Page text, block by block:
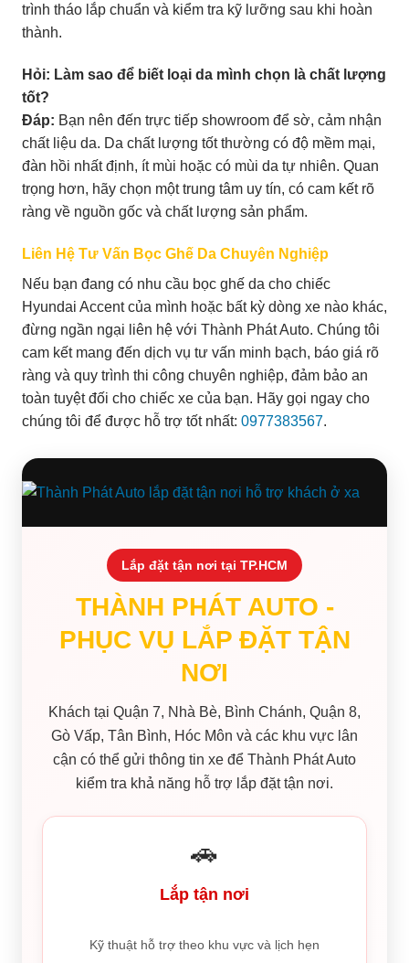
trình tháo lắp chuẩn và kiểm tra kỹ lưỡng sau khi hoàn
thành.
Hỏi: Làm sao để biết loại da mình chọn là chất lượng
tốt?
Đáp: Bạn nên đến trực tiếp showroom để sờ, cảm nhận
chất liệu da. Da chất lượng tốt thường có độ mềm mại,
đàn hồi nhất định, ít mùi hoặc có mùi da tự nhiên. Quan
trọng hơn, hãy chọn một trung tâm uy tín, có cam kết rõ
ràng về nguồn gốc và chất lượng sản phẩm.
Liên Hệ Tư Vấn Bọc Ghế Da Chuyên Nghiệp
Nếu bạn đang có nhu cầu bọc ghế da cho chiếc
Hyundai Accent của mình hoặc bất kỳ dòng xe nào khác,
đừng ngần ngại liên hệ với Thành Phát Auto. Chúng tôi
cam kết mang đến dịch vụ tư vấn minh bạch, báo giá rõ
ràng và quy trình thi công chuyên nghiệp, đảm bảo an
toàn tuyệt đối cho chiếc xe của bạn. Hãy gọi ngay cho
chúng tôi để được hỗ trợ tốt nhất: 0977383567.
Lắp đặt tận nơi tại TP.HCM
THÀNH PHÁT AUTO -
PHỤC VỤ LẮP ĐẶT TẬN
NƠI
Khách tại Quận 7, Nhà Bè, Bình Chánh, Quận 8,
Gò Vấp, Tân Bình, Hóc Môn và các khu vực lân
cận có thể gửi thông tin xe để Thành Phát Auto
kiểm tra khả năng hỗ trợ lắp đặt tận nơi.
🚗
Lắp tận nơi
Kỹ thuật hỗ trợ theo khu vực và lịch hẹn